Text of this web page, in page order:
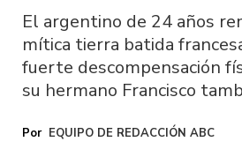
El argentino de 24 años
mítica tierra batida
fuerte descompensación
su hermano Francisco
EQUIPO DE REDACCIÓN ABC